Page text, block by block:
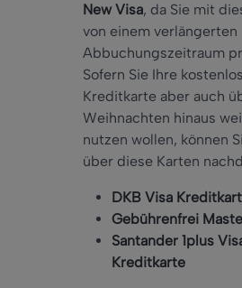
New Visa, da Sie mit
von einem verlängerten
Abbuchungszeitraum
Sofern Sie Ihre
Kreditkarte aber auch
Weihnachten hinaus
nutzen wollen, können
über diese Karten
DKB Visa
Gebührenfrei
Santander 1plus
Kreditkarte